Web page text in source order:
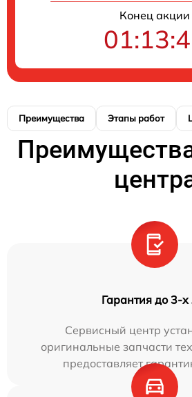
Конец акции
Преимущества Этапы работ
Гарантия до 3-х
Сервисный центр
оригинальные запчасти
предоставляет